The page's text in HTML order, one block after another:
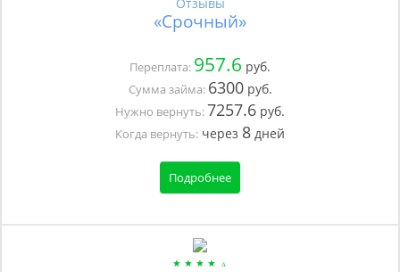
«Срочный»
Переплата: 957.6 руб.
Сумма займа: 6300руб.
Нужно вернуть:7257.6 руб.
Когда вернуть: через 8 дней
Подробнее